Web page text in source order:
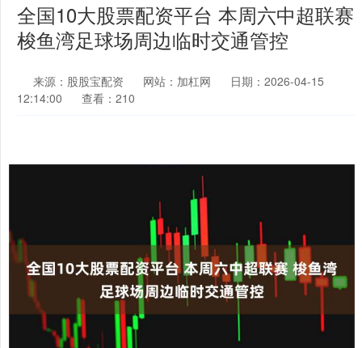
全国10大股票配资平台 本周六中超联赛
梭鱼湾足球场周边临时交通管控
来源：股股宝配资 网站：加杠网
日期：2026-04-15
12:14:00
查看：210